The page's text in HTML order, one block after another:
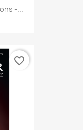
-...
favorite_border